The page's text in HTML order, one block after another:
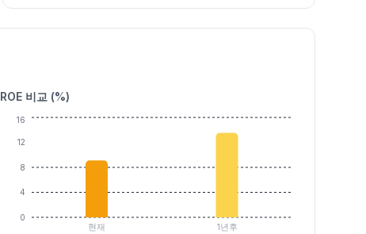
ROE 비교 (%)
현재 1년후
0
4
8
12
16